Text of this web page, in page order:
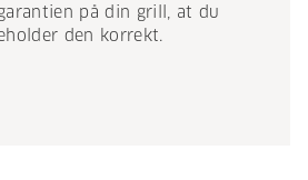
på din grill, at du
den korrekt.